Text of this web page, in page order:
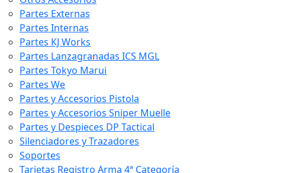
Partes Externas
Partes Internas
Partes KJ Works
Partes Lanzagranadas ICS MGL
Partes Tokyo Marui
Partes We
Partes y Accesorios Pistola
Partes y Accesorios Sniper Muelle
Partes y Despieces DP Tactical
Silenciadores y Trazadores
Soportes
Tarjetas Registro Arma 4ª Categoría